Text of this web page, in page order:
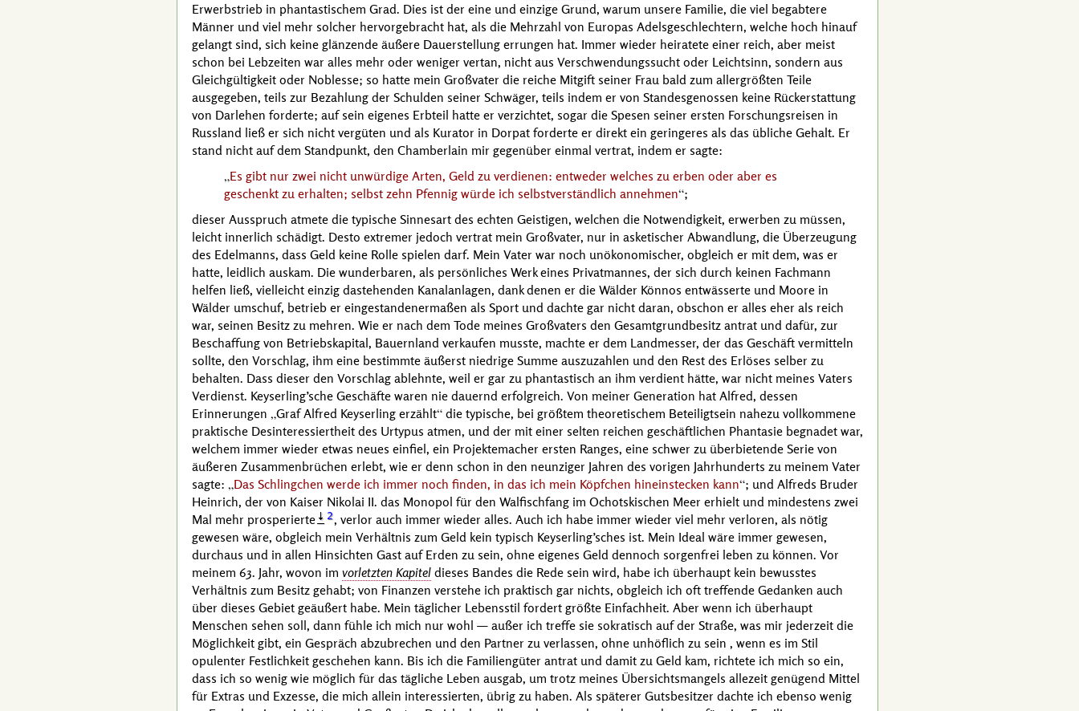
Erwerbstrieb in phantastischem Grad. Dies ist der eine und einzige Grund, warum unsere Familie, die viel begabtere
Männer und viel mehr solcher hervorgebracht hat, als die Mehrzahl von Europas Adelsgeschlechtern, welche hoch hinauf
gelangt sind, sich keine glänzende äußere Dauerstellung errungen hat. Immer wieder heiratete einer reich, aber meist
schon bei Lebzeiten war alles mehr oder weniger vertan, nicht aus Verschwendungssucht oder Leichtsinn, sondern aus
Gleichgültigkeit oder Noblesse; so hatte mein Großvater die reiche Mitgift seiner Frau bald zum allergrößten Teile
ausgegeben, teils zur Bezahlung der Schulden seiner Schwäger, teils indem er von Standesgenossen keine Rückerstattung
von Darlehen forderte; auf sein eigenes Erbteil hatte er verzichtet, sogar die Spesen seiner ersten Forschungsreisen in
Russland ließ er sich nicht vergüten und als Kurator in Dorpat forderte er direkt ein geringeres als das übliche Gehalt. Er
stand nicht auf dem Standpunkt, den Chamberlain mir gegenüber einmal vertrat, indem er sagte:
Es gibt nur zwei nicht unwürdige Arten, Geld zu verdienen: entweder welches zu erben oder aber es
geschenkt zu erhalten; selbst zehn Pfennig würde ich selbstverständlich annehmen ;
dieser Ausspruch atmete die typische Sinnesart des echten Geistigen, welchen die Notwendigkeit, erwerben zu müssen,
leicht innerlich schädigt. Desto extremer jedoch vertrat mein Großvater, nur in asketischer Abwandlung, die Überzeugung
des Edelmanns, dass Geld keine Rolle spielen darf. Mein Vater war noch unökonomischer, obgleich er mit dem, was er
hatte, leidlich auskam. Die wunderbaren, als persönliches Werk eines Privatmannes, der sich durch keinen Fachmann
helfen ließ, vielleicht einzig dastehenden Kanalanlagen, dank denen er die Wälder Könnos entwässerte und Moore in
Wälder umschuf, betrieb er eingestandenermaßen als Sport und dachte gar nicht daran, obschon er alles eher als reich
war, seinen Besitz zu mehren. Wie er nach dem Tode meines Großvaters den Gesamtgrundbesitz antrat und dafür, zur
Beschaffung von Betriebskapital, Bauernland verkaufen musste, machte er dem Landmesser, der das Geschäft vermitteln
sollte, den Vorschlag, ihm eine bestimmte äußerst niedrige Summe auszuzahlen und den Rest des Erlöses selber zu
behalten. Dass dieser den Vorschlag ablehnte, weil er gar zu phantastisch an ihm verdient hätte, war nicht meines Vaters
Verdienst. Keyserling’sche Geschäfte waren nie dauernd erfolgreich. Von meiner Generation hat Alfred, dessen
Erinnerungen Graf Alfred Keyserling erzählt die typische, bei größtem theoretischem Beteiligtsein nahezu vollkommene
praktische Desinteressiertheit des Urtypus atmen, und der mit einer selten reichen geschäftlichen Phantasie begnadet war,
welchem immer wieder etwas neues einfiel, ein Projektemacher ersten Ranges, eine schwer zu überbietende Serie von
äußeren Zusammenbrüchen erlebt, wie er denn schon in den neunziger Jahren des vorigen Jahrhunderts zu meinem Vater
sagte:
Das Schlingchen werde ich immer noch finden, in das ich mein Köpfchen hineinstecken kann ; und Alfreds Bruder
Heinrich, der von Kaiser Nikolai II. das Monopol für den Walfischfang im Ochotskischen Meer erhielt und mindestens zwei
Mal mehr prosperierte
2, verlor auch immer wieder alles. Auch ich habe immer wieder viel mehr verloren, als nötig
gewesen wäre, obgleich mein Verhältnis zum Geld kein typisch Keyserling’sches ist. Mein Ideal wäre immer gewesen,
durchaus und in allen Hinsichten Gast auf Erden zu sein, ohne eigenes Geld dennoch sorgenfrei leben zu können. Vor
meinem 63. Jahr, wovon im vorletzten Kapitel dieses Bandes die Rede sein wird, habe ich überhaupt kein bewusstes
Verhältnis zum Besitz gehabt; von Finanzen verstehe ich praktisch gar nichts, obgleich ich oft treffende Gedanken auch
über dieses Gebiet geäußert habe. Mein täglicher Lebensstil fordert größte Einfachheit. Aber wenn ich überhaupt
Menschen sehen soll, dann fühle ich mich nur wohl — außer ich treffe sie sokratisch auf der Straße, was mir jederzeit die
Möglichkeit gibt, ein Gespräch abzubrechen und den Partner zu verlassen, ohne unhöflich zu sein , wenn es im Stil
opulenter Festlichkeit geschehen kann. Bis ich die Familiengüter antrat und damit zu Geld kam, richtete ich mich so ein,
dass ich so wenig wie möglich für das tägliche Leben ausgab, um trotz meines Übersichtsmangels allezeit genügend Mittel
für Extras und Exzesse, die mich allein interessierten, übrig zu haben. Als späterer Gutsbesitzer dachte ich ebenso wenig